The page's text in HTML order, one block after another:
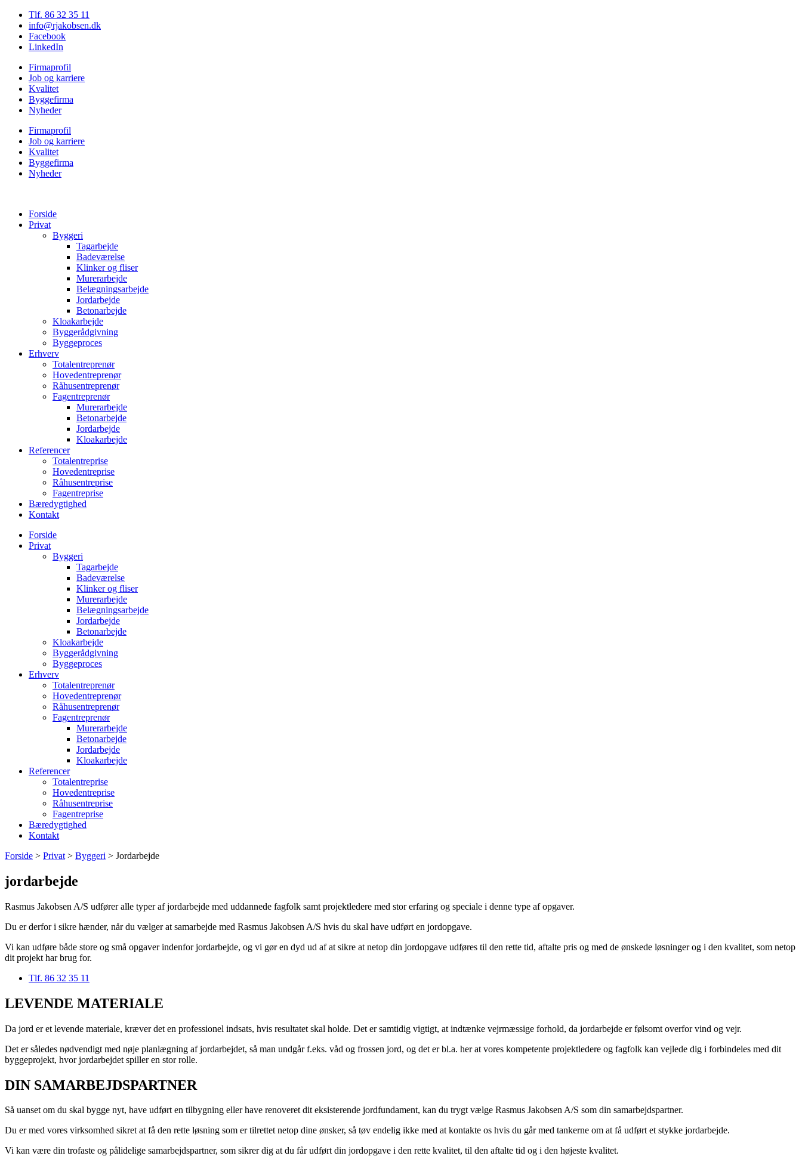
Tlf. 86 32 35 11
info@rjakobsen.dk
Facebook
LinkedIn
Firmaprofil
Job og karriere
Kvalitet
Byggefirma
Nyheder
Firmaprofil
Job og karriere
Kvalitet
Byggefirma
Nyheder
Forside
Privat
Byggeri
Tagarbejde
Badeværelse
Klinker og fliser
Murerarbejde
Belægningsarbejde
Jordarbejde
Betonarbejde
Kloakarbejde
Byggerådgivning
Byggeproces
Erhverv
Totalentreprenør
Hovedentreprenør
Råhusentreprenør
Fagentreprenør
Murerarbejde
Betonarbejde
Jordarbejde
Kloakarbejde
Referencer
Totalentreprise
Hovedentreprise
Råhusentreprise
Fagentreprise
Bæredygtighed
Kontakt
Forside
Privat
Byggeri
Tagarbejde
Badeværelse
Klinker og fliser
Murerarbejde
Belægningsarbejde
Jordarbejde
Betonarbejde
Kloakarbejde
Byggerådgivning
Byggeproces
Erhverv
Totalentreprenør
Hovedentreprenør
Råhusentreprenør
Fagentreprenør
Murerarbejde
Betonarbejde
Jordarbejde
Kloakarbejde
Referencer
Totalentreprise
Hovedentreprise
Råhusentreprise
Fagentreprise
Bæredygtighed
Kontakt
Forside > Privat > Byggeri > Jordarbejde
jordarbejde
Rasmus Jakobsen A/S udfører alle typer af jordarbejde med uddannede fagfolk samt projektledere med stor erfaring og speciale i denne type af opgaver.
Du er derfor i sikre hænder, når du vælger at samarbejde med Rasmus Jakobsen A/S hvis du skal have udført en jordopgave.
Vi kan udføre både store og små opgaver indenfor jordarbejde, og vi gør en dyd ud af at sikre at netop din jordopgave udføres til den rette tid, aftalte pris og med de ønskede løsninger og i den kvalitet, som netop
dit projekt har brug for.
Tlf. 86 32 35 11
LEVENDE MATERIALE
Da jord er et levende materiale, kræver det en professionel indsats, hvis resultatet skal holde. Det er samtidig vigtigt, at indtænke vejrmæssige forhold, da jordarbejde er følsomt overfor vind og vejr.
Det er således nødvendigt med nøje planlægning af jordarbejdet, så man undgår f.eks. våd og frossen jord, og det er bl.a. her at vores kompetente projektledere og fagfolk kan vejlede dig i forbindeles med dit
byggeprojekt, hvor jordarbejdet spiller en stor rolle.
DIN SAMARBEJDSPARTNER
Så uanset om du skal bygge nyt, have udført en tilbygning eller have renoveret dit eksisterende jordfundament, kan du trygt vælge Rasmus Jakobsen A/S som din samarbejdspartner.
Du er med vores virksomhed sikret at få den rette løsning som er tilrettet netop dine ønsker, så tøv endelig ikke med at kontakte os hvis du går med tankerne om at få udført et stykke jordarbejde.
Vi kan være din trofaste og pålidelige samarbejdspartner, som sikrer dig at du får udført din jordopgave i den rette kvalitet, til den aftalte tid og i den højeste kvalitet.